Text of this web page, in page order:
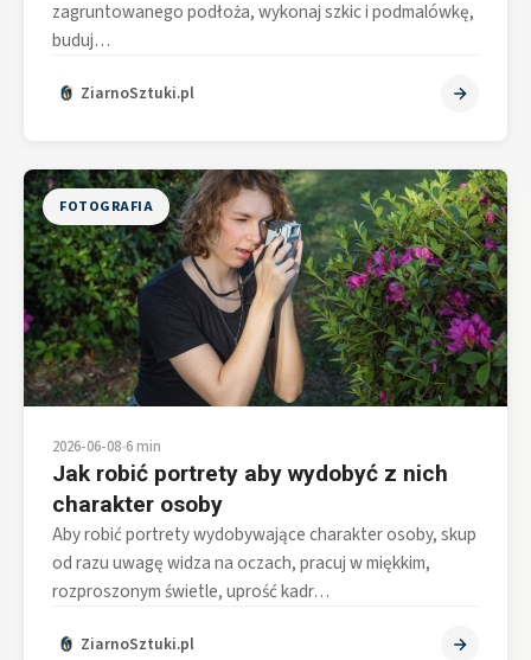
zagruntowanego podłoża, wykonaj szkic i podmalówkę,
buduj…
ZiarnoSztuki.pl
FOTOGRAFIA
2026-06-08•6 min
Jak robić portrety aby wydobyć z nich
charakter osoby
Aby robić portrety wydobywające charakter osoby, skup
od razu uwagę widza na oczach, pracuj w miękkim,
rozproszonym świetle, uprość kadr…
ZiarnoSztuki.pl